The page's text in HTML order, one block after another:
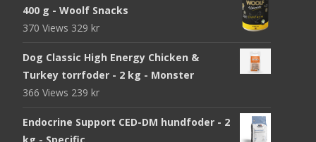
400 g - Woolf Snacks
370 Views 329 kr
Dog Classic High Energy Chicken &
Turkey torrfoder - 2 kg - Monster
366 Views 239 kr
Endocrine Support CED-DM hundfoder - 2